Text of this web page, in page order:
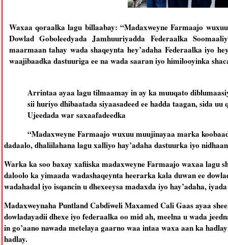
Waxaa qoraalka lagu billaabay: “Madaxweyne Farmaajo
Dowlad Goboleedyada Jamhuuriyadda Federaalka
maarmaan tahay wada shaqeynta hey’adaha Federaalka iyo
waajibaadka dastuuriga ee na wada saaran iyo himilooyinka
Arrintaa ayaa lagu tilmaamay in ay ka muuqato
sii huriyo dhibaatada siyaasadeed ee hadda taagan, sida
Ujeedada war saxaafadeedka
“Madaxweyne Farmaajo wuxuu muujinayaa marka
dadaalo, dhaliilahana lagu xalliyo hay’adaha dastuurka iyo
Warka ka soo baxay xafiiska madaxweyne Farmaajo waxaa lagu
daloolo ka yimaada wadashaqeynta heerarka kala duwan ee
wadahadal iyo isqancin u dhexeeysa madaxda iyo hay’adaha,
Madaxweynaha Puntland Cabdiweli Maxamed Cali Gaas ayaa
dowladayadii dhexe iyo federaalka oo mid ah, meelna u wada
in go’aano nawada metelaya gaarno waa intaa waxa aan ka
hadlay.